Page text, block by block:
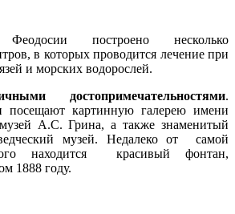
построено несколько
в которых проводится лечение при
и морских водорослей.
достопримечательностями.
посещают картинную галерею имени
А.С. Грина, а также знаменитый
музей. Недалеко от самой
находится красивый фонтан,
1888 году.